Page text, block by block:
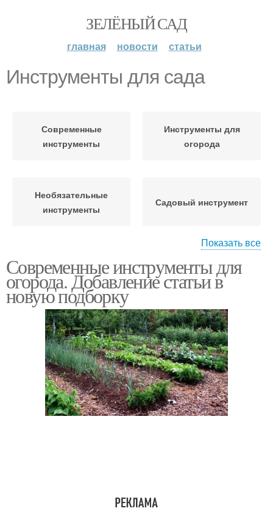
ЗЕЛЁНЫЙ САД
главная новости статьи
Инструменты для сада
Современные
инструменты
Инструменты для
огорода
Необязательные
инструменты
Садовый инструмент
сада
Садовые инструменты
Инструменты в помощь Ручной инструмент
Инструмент для сада
Инструмент для
перекопки
Показать все
Современные инструменты для
огорода. Добавление статьи в
новую подборку